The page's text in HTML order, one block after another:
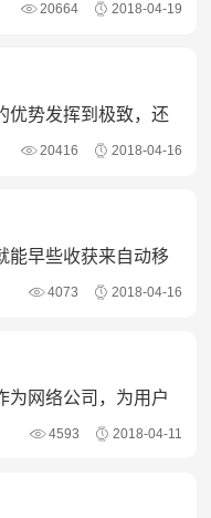
20664 2018-04-19
优势发挥到极致，还
。
20416 2018-04-16
能早些收获来自动移
4073 2018-04-16
为网络公司，为用户
4593 2018-04-11